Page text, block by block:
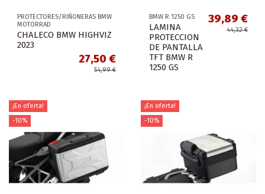
PROTECTORES/RIÑONERAS BMW
MOTORRAD
CHALECO BMW HIGHVIZ
2023
27,50 €
54,99 €
BMW R 1250 GS
LAMINA
PROTECCION
DE PANTALLA
TFT BMW R
1250 GS
39,89 €
44,32 €
¡En oferta!
-10%
¡En oferta!
-10%